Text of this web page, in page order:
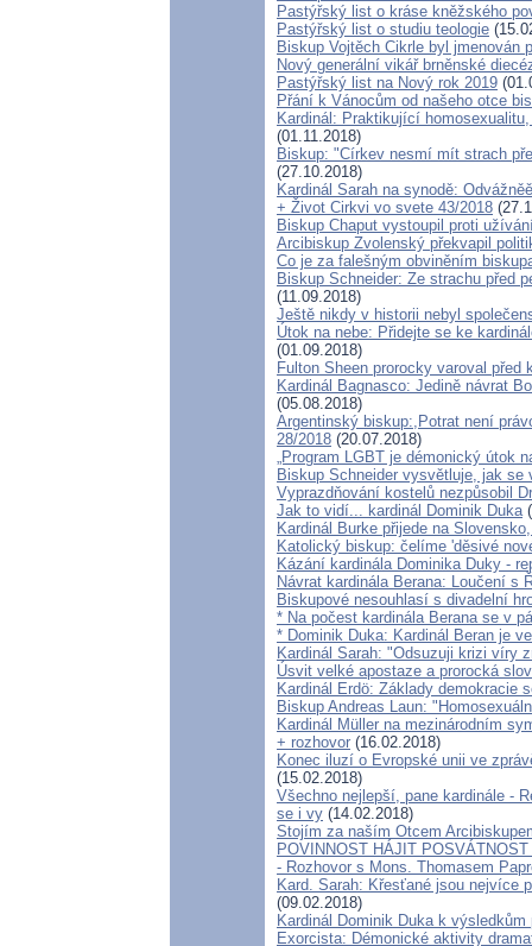
Pastýřský list o kráse kněžského
Pastýřský list o studiu teologie
Biskup Vojtěch Cikrle byl jmenován
Nový generální vikář brněnské
Pastýřský list na Nový rok 2019
Přání k Vánocům od našeho otce
Kardinál: Praktikující
(01.11.2018)
Biskup: "Církev nesmí mít strach
(27.10.2018)
Kardinál Sarah na synodě:
+ Život Cirkvi vo svete 43/2018
Biskup Chaput vystoupil proti
Arcibiskup Zvolenský překvapil
Co je za falešným obviněním
Biskup Schneider: Ze strachu před
(11.09.2018)
Ještě nikdy v historii nebyl
Útok na nebe: Přidejte se ke
(01.09.2018)
Fulton Sheen prorocky varoval
Kardinál Bagnasco: Jedině návrat
(05.08.2018)
Argentinský biskup:,Potrat není
28/2018 (20.07.2018)
„Program LGBT je démonický útok
Biskup Schneider vysvětluje, jak
Vyprazdňování kostelů nezpůsobil
Jak to vidí... kardinál Dominik Duka
Kardinál Burke přijede na
Katolický biskup: čelíme 'děsivé
Kázání kardinála Dominika Duky -
Návrat kardinála Berana: Loučení s
Biskupové nesouhlasí s divadelní
* Na počest kardinála Berana se v
* Dominik Duka: Kardinál Beran je
Kardinál Sarah: "Odsuzuji krizi víry
Úsvit velké apostaze a prorocká
Kardinál Erdö: Základy demokracie
Biskup Andreas Laun:
Kardinál Müller na mezinárodním
+ rozhovor (16.02.2018)
Konec iluzí o Evropské unii ve
(15.02.2018)
Všechno nejlepší, pane kardinále -
se i vy (14.02.2018)
Stojím za naším Otcem
POVINNOST HÁJIT
- Rozhovor s Mons. Thomasem
Kard. Sarah: Křesťané jsou nejvíce
(09.02.2018)
Kardinál Dominik Duka k
Exorcista: Démonické aktivity